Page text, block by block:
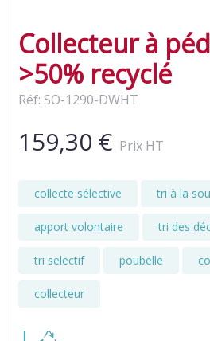
Collecteur à
>50% recyclé
Réf: SO-1290-DWHT
159,30 € Prix HT
collecte sélective tri à la
apport volontaire tri des
tri selectif poubelle
collecteur